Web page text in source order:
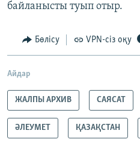
байланысты туып отыр.
Бөлісу VPN-сіз оқу
Айдар
ЖАЛПЫ АРХИВ САЯСАТ
ӘЛЕУМЕТ ҚАЗАҚСТАН